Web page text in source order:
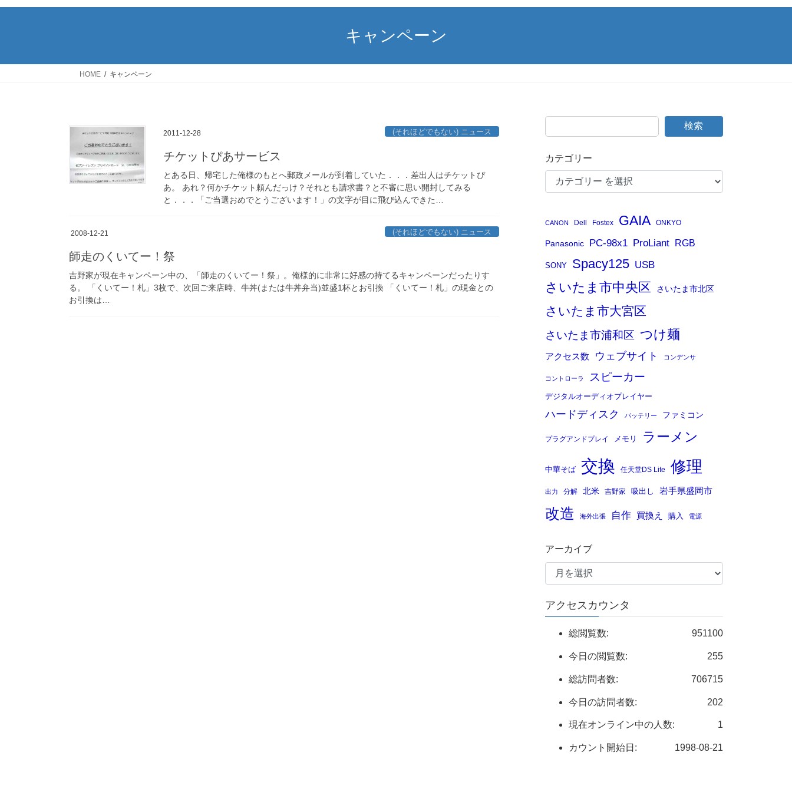
キャンペーン
HOME キャンペーン
2011-12-28 (それほどでもない) ニュース
チケットぴあサービス
とある日、帰宅した俺様のもとへ郵政メールが到着していた．．．差出人はチケットぴ
あ。 あれ？何かチケット頼んだっけ？それとも請求書？と不審に思い開封してみる
と．．．「ご当選おめでとうございます！」の文字が目に飛び込んできた…
2008-12-21 (それほどでもない) ニュース
師走のくいてー！祭
吉野家が現在キャンペーン中の、「師走のくいてー！祭」。俺様的に非常に好感の持てるキャンペーンだったりす
る。 「くいてー！札」3枚で、次回ご来店時、牛丼(または牛丼弁当)並盛1杯とお引換 「くいてー！札」の現金との
お引換は…
検索
カテゴリー
CANON Dell Fostex GAIA ONKYO
Panasonic PC-98x1 ProLiant RGB
SONY Spacy125 USB
さいたま市中央区 さいたま市北区
さいたま市大宮区
さいたま市浦和区 つけ麺
アクセス数 ウェブサイト コンデンサ
コントローラ スピーカー
デジタルオーディオプレイヤー
ハードディスク バッテリー ファミコン
プラグアンドプレイ メモリ ラーメン
中華そば 交換 任天堂DS Lite 修理
出力 分解 北米 吉野家 吸出し 岩手県盛岡市
改造 海外出張 自作 買換え 購入 電源
アーカイブ
アクセスカウンタ
951100
総閲覧数:
255
今日の閲覧数:
706715
総訪問者数:
202
今日の訪問者数:
1
現在オンライン中の人数:
1998-08-21
カウント開始日: